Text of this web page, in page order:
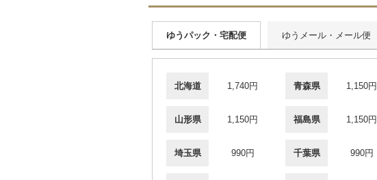
ゆうパック・宅配便 ゆうメール・メール便
北海道 1,740円 青森県 1,150円
山形県 1,150円 福島県 1,150円
埼玉県 990円 千葉県 990円